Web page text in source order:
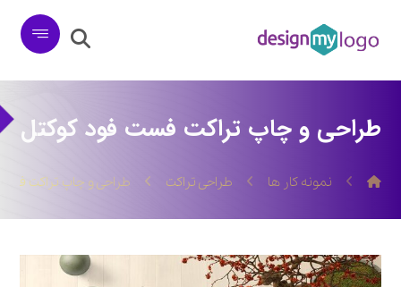
طراحی و چاپ تراکت فست فود کوکتل
نمونه کار ها طراحی تراکت طراحی و چاپ تراکت